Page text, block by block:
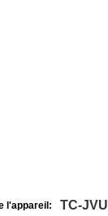
l'appareil: TC-JVU